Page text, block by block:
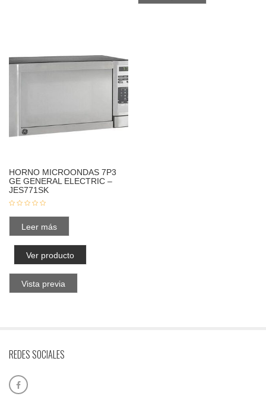
HORNO MICROONDAS 7P3
GE GENERAL ELECTRIC –
JES771SK
Leer más
Ver producto
Vista previa
REDES SOCIALES